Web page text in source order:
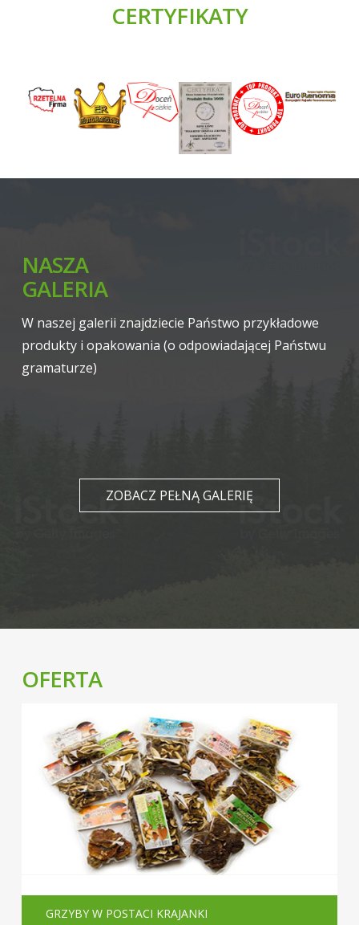
CERTYFIKATY
NASZA
GALERIA
W naszej galerii znajdziecie Państwo przykładowe
produkty i opakowania (o odpowiadającej Państwu
gramaturze)
ZOBACZ PEŁNĄ GALERIĘ
OFERTA
GRZYBY W POSTACI KRAJANKI